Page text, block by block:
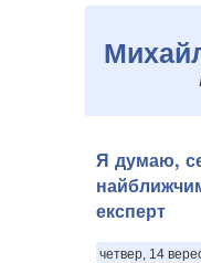
Я думаю,
експерт
четвер, 14